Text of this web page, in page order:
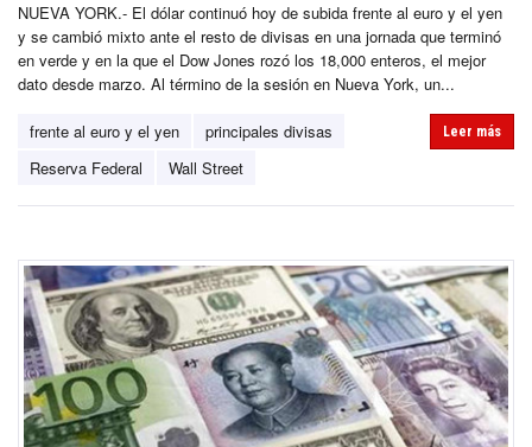
NUEVA YORK.- El dólar continuó hoy de subida frente al euro y el yen
y se cambió mixto ante el resto de divisas en una jornada que terminó
en verde y en la que el Dow Jones rozó los 18,000 enteros, el mejor
dato desde marzo. Al término de la sesión en Nueva York, un...
frente al euro y el yen
principales divisas
Reserva Federal
Wall Street
Leer más